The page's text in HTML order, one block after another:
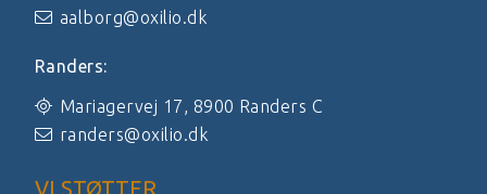
aalborg@oxilio.dk
Randers:
Mariagervej 17, 8900 Randers C
randers@oxilio.dk
VI STØTTER